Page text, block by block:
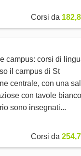
Corsi da
campus: corsi di
il campus di St
centrale, con una
con tavole bianco
sono insegnati...
Corsi da